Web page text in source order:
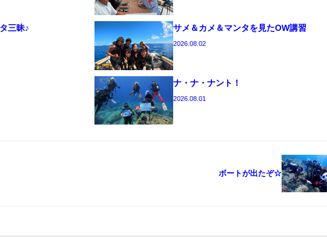
三昧♪ サメ＆カメ＆マンタを見たOW講習
2026.08.02
ナ・ナ・ナント！
2026.08.01
ボートが出たぞ☆